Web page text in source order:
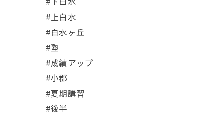
#上白水
#白水ヶ丘
#塾
#成績アップ
#小郡
#夏期講習
#後半